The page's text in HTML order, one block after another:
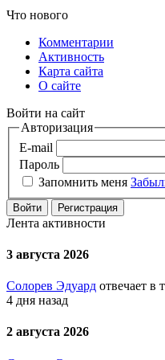
Что нового
Комментарии
Активность
Карта сайта
О сайте
Войти на сайт
Авторизация
E-mail
Пароль
Запомнить меня
Войти Регистрация
Лента активности
3 августа 2026
Солорев Эдуард отвечает в
4 дня назад
2 августа 2026